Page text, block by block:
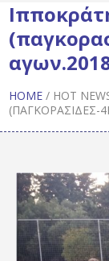
HOME / HOT
(ΠΑΓΚΟΡΑΣΊΔΕΣ-